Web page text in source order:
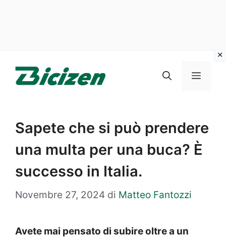
Menu
Sapete che si può prendere
una multa per una buca? È
successo in Italia.
Novembre 27, 2024 di Matteo Fantozzi
Avete mai pensato di subire oltre a un